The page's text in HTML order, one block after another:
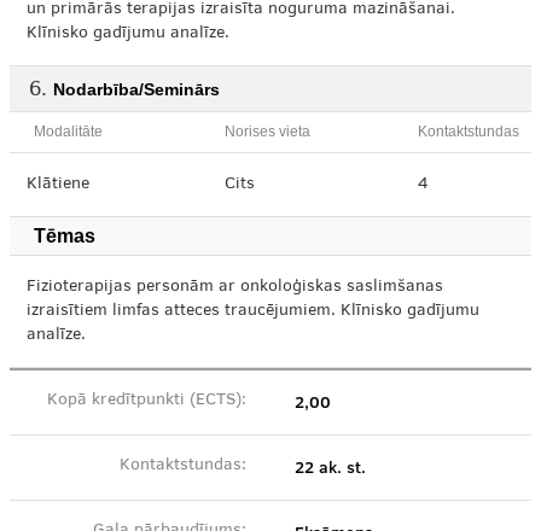
un primārās terapijas izraisīta noguruma mazināšanai.
Klīnisko gadījumu analīze.
Nodarbība/Seminārs
Modalitāte Norises vieta Kontaktstundas
Klātiene Cits 4
Tēmas
Fizioterapijas personām ar onkoloģiskas saslimšanas
izraisītiem limfas atteces traucējumiem. Klīnisko gadījumu
analīze.
Kopā kredītpunkti (ECTS): 2,00
Kontaktstundas: 22 ak. st.